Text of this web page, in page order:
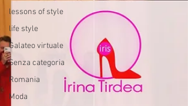
lessons of style
life style
Galateo virtuale
Senza categoria
Romania
Moda